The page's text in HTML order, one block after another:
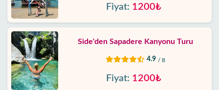
Fiyat: 1200₺
Side'den Sapadere Kanyonu Turu
4.9 / 8
Fiyat: 1200₺